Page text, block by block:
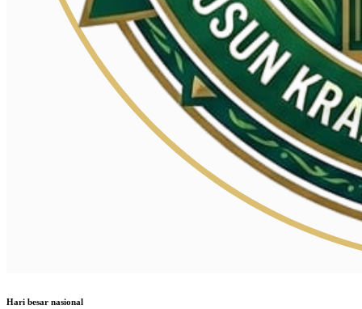
Hari besar nasional